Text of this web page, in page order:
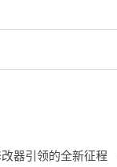
器引领的全新征程